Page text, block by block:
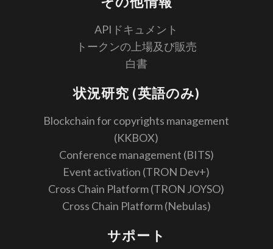
APIドキュメント
トークンの上場及び販売
白書
状況研究 (英語のみ)
Blockchain for copyrights management
(KKBOX)
Conference management (BITS)
Event activation (TRON Dev+)
Cross Chain Platform (TRON JOYSO)
Cross Chain Platform (Nebulas)
サポート